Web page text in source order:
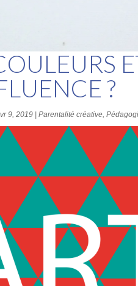
?
9, 2019 |Parentalité créative,